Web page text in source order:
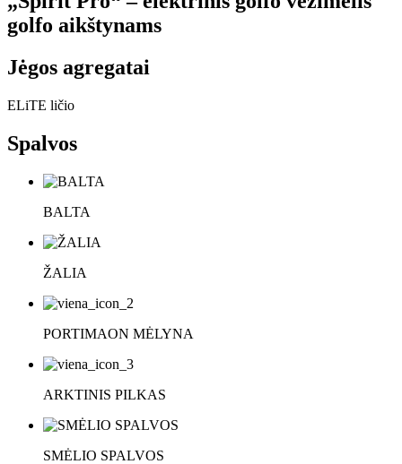
golfo aikštynams
Jėgos agregatai
ELiTE ličio
Spalvos
BALTA
ŽALIA
PORTIMAON MĖLYNA
ARKTINIS PILKAS
SMĖLIO SPALVOS